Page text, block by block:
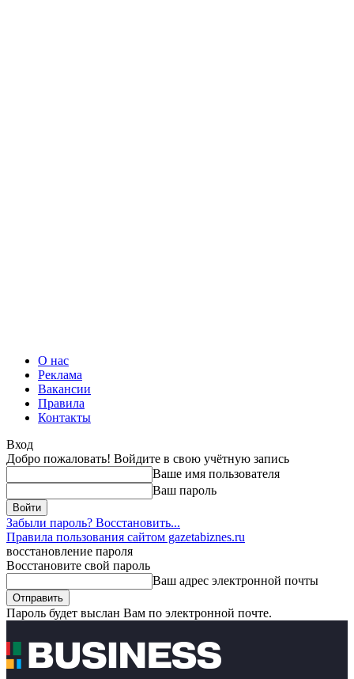
О нас
Реклама
Вакансии
Правила
Контакты
Вход
Добро пожаловать! Войдите в свою учётную запись
Ваше имя пользователя
Ваш пароль
Забыли пароль? Восстановить...
Правила пользования сайтом gazetabiznes.ru
восстановление пароля
Восстановите свой пароль
Ваш адрес электронной почты
Пароль будет выслан Вам по электронной почте.